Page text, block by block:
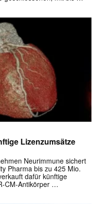
Lizenzumsätze
Neurimmune sichert
Pharma bis zu 425 Mio.
dafür künftige
CM-Antikörper …